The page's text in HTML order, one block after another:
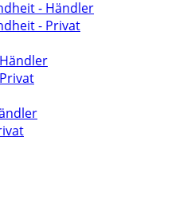
- Händler
- Privat